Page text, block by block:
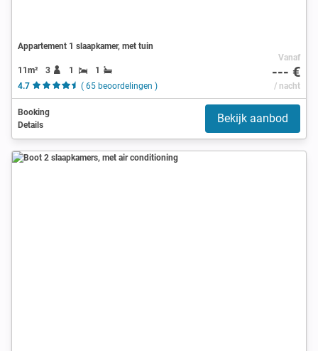
Appartement 1 slaapkamer, met tuin
11m² 3 1
1
4.7
( 65 beoordelingen )
Vanaf
--- €
/ nacht
Booking
Details
Bekijk aanbod